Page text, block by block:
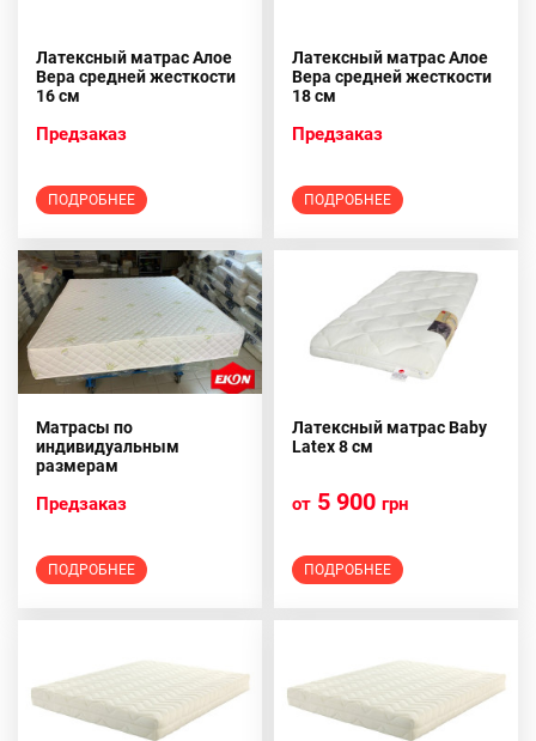
Латексный матрас Алое
Вера средней жесткости
16 см
Предзаказ
ПОДРОБНЕЕ
Латексный матрас Алое
Вера средней жесткости
18 см
Предзаказ
ПОДРОБНЕЕ
Матрасы по
индивидуальным
размерам
Предзаказ
ПОДРОБНЕЕ
Латексный матрас Baby
Latex 8 см
от 5 900 грн
ПОДРОБНЕЕ